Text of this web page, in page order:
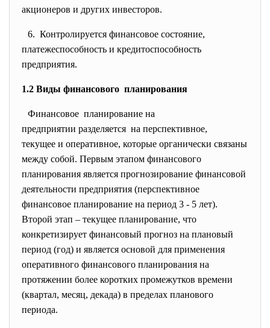
акционеров и других инвесторов.
6. Контролируется финансовое состояние,
платежеспособность и кредитоспособность
предприятия.
1.2 Виды финансового планирования
Финансовое планирование на
предприятии разделяется на перспективное,
текущее и оперативное, которые органически связаны
между собой. Первым этапом финансового
планирования является прогнозирование финансовой
деятельности предприятия (перспективное
финансовое планирование на период 3 - 5 лет).
Второй этап – текущее планирование, что
конкретизирует финансовый прогноз на плановый
период (год) и является основой для применения
оперативного финансового планирования на
протяжении более коротких промежутков времени
(квартал, месяц, декада) в пределах планового
периода.